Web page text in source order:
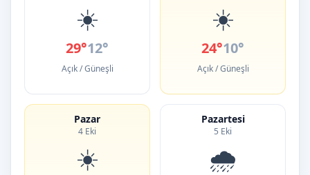
☀️
29°12°
Açık / Güneşli
☀️
24°10°
Açık / Güneşli
Pazar
4 Eki
☀️
Pazartesi
5 Eki
🌧️